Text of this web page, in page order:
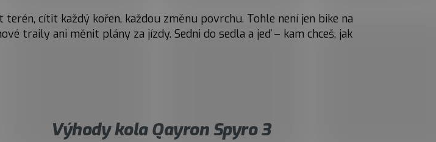
cítit každý kořen, každou změnu povrchu. Tohle není jen bike na
traily ani měnit plány za jízdy. Sedni do sedla a jeď – kam chceš, jak
Výhody kola Qayron Spyro 3